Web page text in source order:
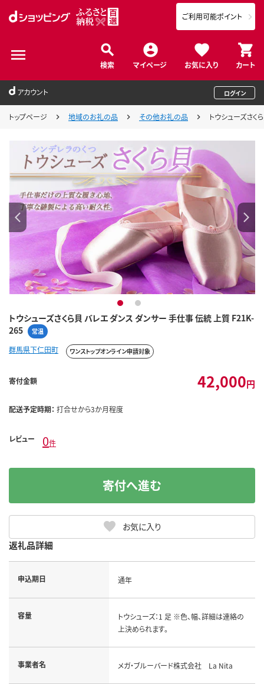
検索 マイページ お気に入り カート
ご利用可能ポイント
アカウント ログイン
トップページ 地域のお礼の品 その他お礼の品 トウシューズさ
トウシューズさくら貝 バレエ ダンス ダンサー 手仕事 伝統 上質 F21K-
265
常温
1 2
群馬県下仁田町 ワンストップオンライン申請対象
寄付金額 42,000円
配送予定時期： 打合せから3か月程度
レビュー 0件
お気に入り
寄付へ進む
返礼品詳細
申込期日 通年
容量
トウシューズ：1 足 ※色、幅、詳細は連絡の
上決められます。
事業者名 メガ・ブルーバード株式会社 La Nita